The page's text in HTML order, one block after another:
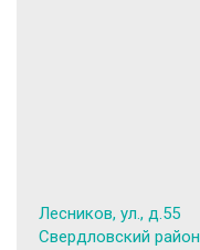
Лесников, ул., д.55
Свердловский район